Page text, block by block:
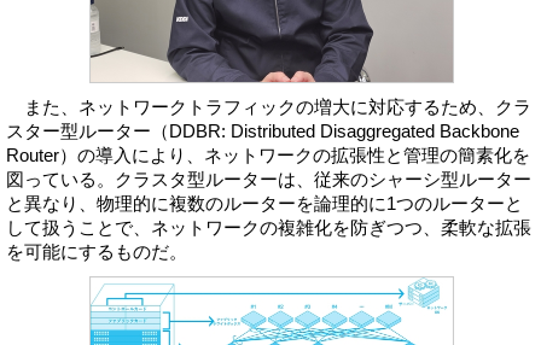
また、ネットワークトラフィックの増大に対応するため、クラ
スター型ルーター（DDBR: Distributed Disaggregated Backbone
Router）の導入により、ネットワークの拡張性と管理の簡素化を
図っている。クラスタ型ルーターは、従来のシャーシ型ルーター
と異なり、物理的に複数のルーターを論理的に1つのルーターと
して扱うことで、ネットワークの複雑化を防ぎつつ、柔軟な拡張
を可能にするものだ。